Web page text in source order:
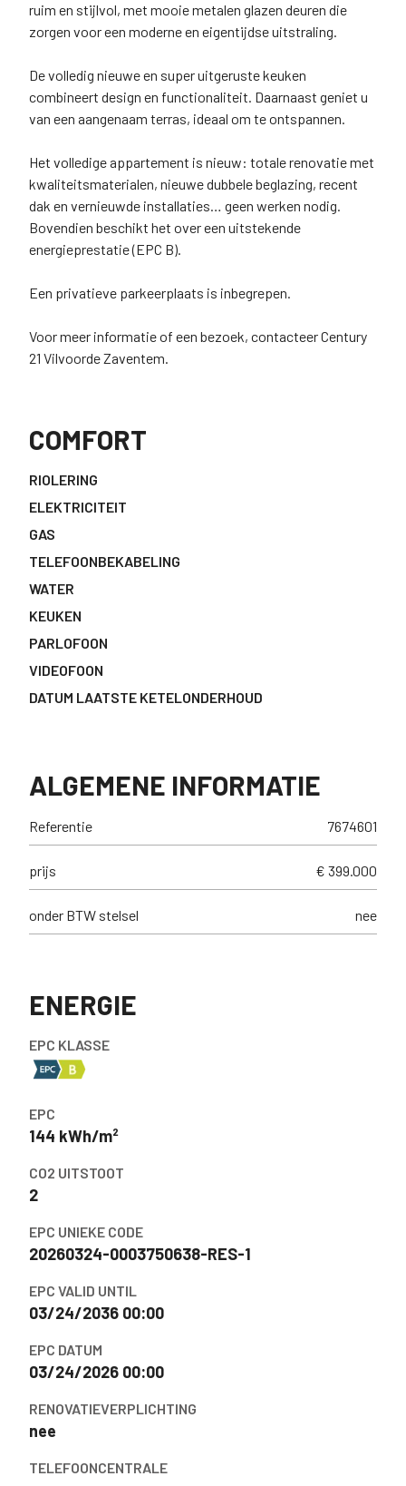
ruim en stijlvol, met mooie metalen glazen deuren die
zorgen voor een moderne en eigentijdse uitstraling.
De volledig nieuwe en super uitgeruste keuken
combineert design en functionaliteit. Daarnaast geniet u
van een aangenaam terras, ideaal om te ontspannen.
Het volledige appartement is nieuw: totale renovatie met
kwaliteitsmaterialen, nieuwe dubbele beglazing, recent
dak en vernieuwde installaties… geen werken nodig.
Bovendien beschikt het over een uitstekende
energieprestatie (EPC B).
Een privatieve parkeerplaats is inbegrepen.
Voor meer informatie of een bezoek, contacteer Century
21 Vilvoorde Zaventem.
COMFORT
RIOLERING
ELEKTRICITEIT
GAS
TELEFOONBEKABELING
WATER
KEUKEN
PARLOFOON
VIDEOFOON
DATUM LAATSTE KETELONDERHOUD
ALGEMENE INFORMATIE
Referentie 7674601
prijs € 399.000
onder BTW stelsel nee
ENERGIE
EPC KLASSE
EPC
144 kWh/m²
CO2 UITSTOOT
2
EPC UNIEKE CODE
20260324-0003750638-RES-1
EPC VALID UNTIL
03/24/2036 00:00
EPC DATUM
03/24/2026 00:00
RENOVATIEVERPLICHTING
nee
TELEFOONCENTRALE